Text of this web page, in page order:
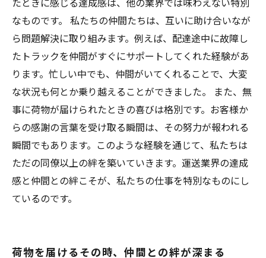
なものです。 私たちの仲間たちは、互いに助け合いなが
ら問題解決に取り組みます。例えば、配達途中に故障し
たトラックを仲間がすぐにサポートしてくれた経験があ
ります。忙しい中でも、仲間がいてくれることで、大変
な状況も何とか乗り越えることができました。 また、無
事に荷物が届けられたときの喜びは格別です。お客様か
らの感謝の言葉を受け取る瞬間は、その努力が報われる
瞬間でもあります。このような経験を通じて、私たちは
ただの同僚以上の絆を築いていきます。運送業界の達成
感と仲間との絆こそが、私たちの仕事を特別なものにし
ているのです。
荷物を届けるその時、仲間との絆が深まる